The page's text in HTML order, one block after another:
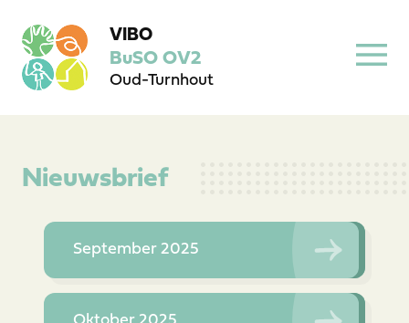
VIBO
BuSO OV2
Oud-Turnhout
Nieuwsbrief
September 2025